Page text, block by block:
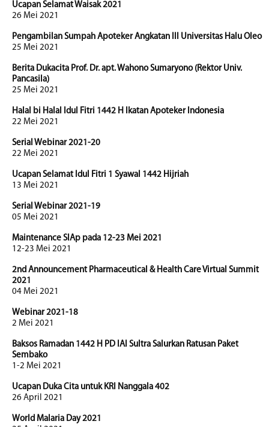
Ucapan Selamat Waisak 2021
26 Mei 2021
Pengambilan Sumpah Apoteker Angkatan III Universitas Halu Oleo
25 Mei 2021
Berita Dukacita Prof. Dr. apt. Wahono Sumaryono (Rektor Univ.
Pancasila)
25 Mei 2021
Halal bi Halal Idul Fitri 1442 H Ikatan Apoteker Indonesia
22 Mei 2021
Serial Webinar 2021-20
22 Mei 2021
Ucapan Selamat Idul Fitri 1 Syawal 1442 Hijriah
13 Mei 2021
Serial Webinar 2021-19
05 Mei 2021
Maintenance SIAp pada 12-23 Mei 2021
12-23 Mei 2021
2nd Announcement Pharmaceutical & Health Care Virtual Summit
2021
04 Mei 2021
Webinar 2021-18
2 Mei 2021
Baksos Ramadan 1442 H PD IAI Sultra Salurkan Ratusan Paket
Sembako
1-2 Mei 2021
Ucapan Duka Cita untuk KRI Nanggala 402
26 April 2021
World Malaria Day 2021